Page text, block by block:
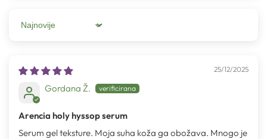
Sort by
25/12/2025
Gordana Ž.
Arencia holy hyssop serum
Serum gel teksture. Moja suha koža ga obožava. Mnogo je